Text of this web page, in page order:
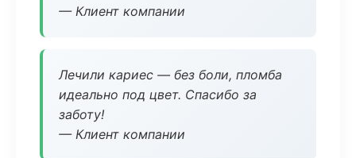
— Клиент компании
Лечили кариес — без боли, пломба
идеально под цвет. Спасибо за
заботу!
— Клиент компании